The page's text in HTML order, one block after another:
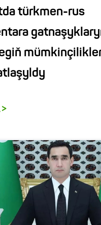
türkmen-rus
>